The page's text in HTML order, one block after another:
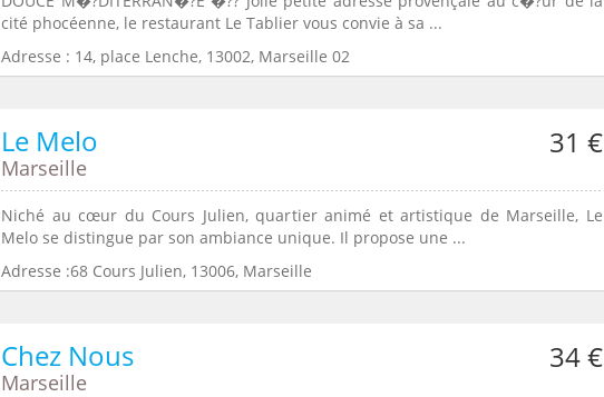
cité phocéenne, le restaurant Le Tablier vous convie à sa ...
Adresse : 14, place Lenche, 13002, Marseille 02
Le Melo 31 €
Marseille
Niché au cœur du Cours Julien, quartier animé et artistique de Marseille, Le
Melo se distingue par son ambiance unique. Il propose une ...
Adresse :68 Cours Julien, 13006, Marseille
Chez Nous 34 €
Marseille